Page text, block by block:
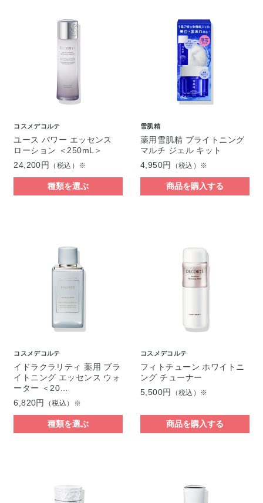
コスメデコルテ
ユース パワー エッセンス
ローション ＜250mL＞
24,200円
（税込）※
種類を選ぶ
雪肌精
薬用雪肌精 ブライトニング
マルチ ジェル キット
4,950円
（税込）※
商品を購入する
コスメデコルテ
イドラクラリティ 薬用 ブラ
イトニング エッセンス ウォ
ーター ＜20…
6,820円
（税込）※
種類を選ぶ
コスメデコルテ
フィトチューン ホワイトニ
ング チューナー
5,500円
（税込）※
商品を購入する